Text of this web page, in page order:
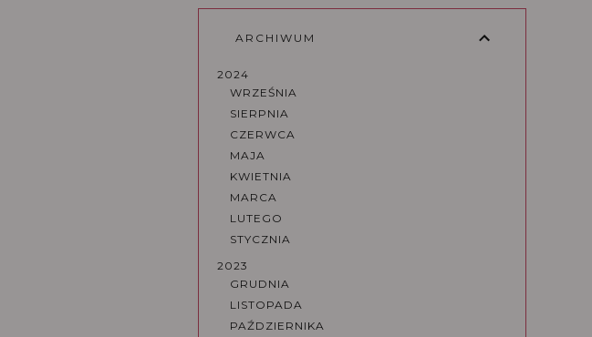
ARCHIWUM
2024
WRZEŚNIA
SIERPNIA
CZERWCA
MAJA
KWIETNIA
MARCA
LUTEGO
STYCZNIA
2023
GRUDNIA
LISTOPADA
PAŹDZIERNIKA